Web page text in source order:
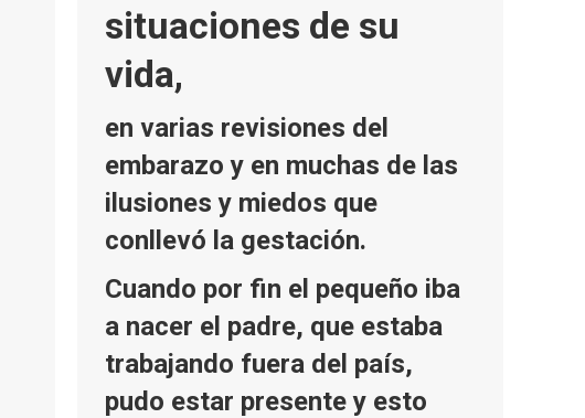
situaciones de su
vida,
en varias revisiones del
embarazo y en muchas de las
ilusiones y miedos que
conllevó la gestación.
Cuando por fin el pequeño iba
a nacer el padre, que estaba
trabajando fuera del país,
pudo estar presente y esto